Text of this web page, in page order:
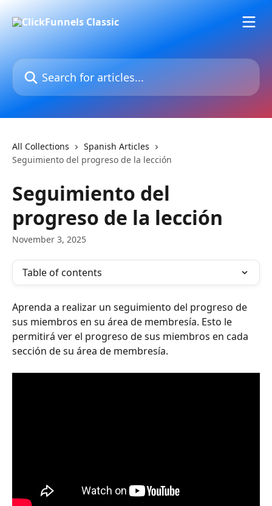
Search for articles...
All Collections
Spanish Articles
Seguimiento del progreso de la lección
Seguimiento del
progreso de la lección
November 3, 2025
Table of contents
Aprenda a realizar un seguimiento del progreso de
sus miembros en su área de membresía. Esto le
permitirá ver el progreso de sus miembros en cada
sección de su área de membresía.